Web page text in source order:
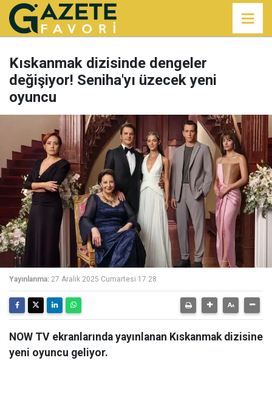
Kıskanmak dizisinde dengeler
değişiyor! Seniha'yı üzecek yeni
oyuncu
Yayınlanma: 27 Aralık 2025 Cumartesi 17:28
NOW TV ekranlarında yayınlanan Kıskanmak dizisine
yeni oyuncu geliyor.